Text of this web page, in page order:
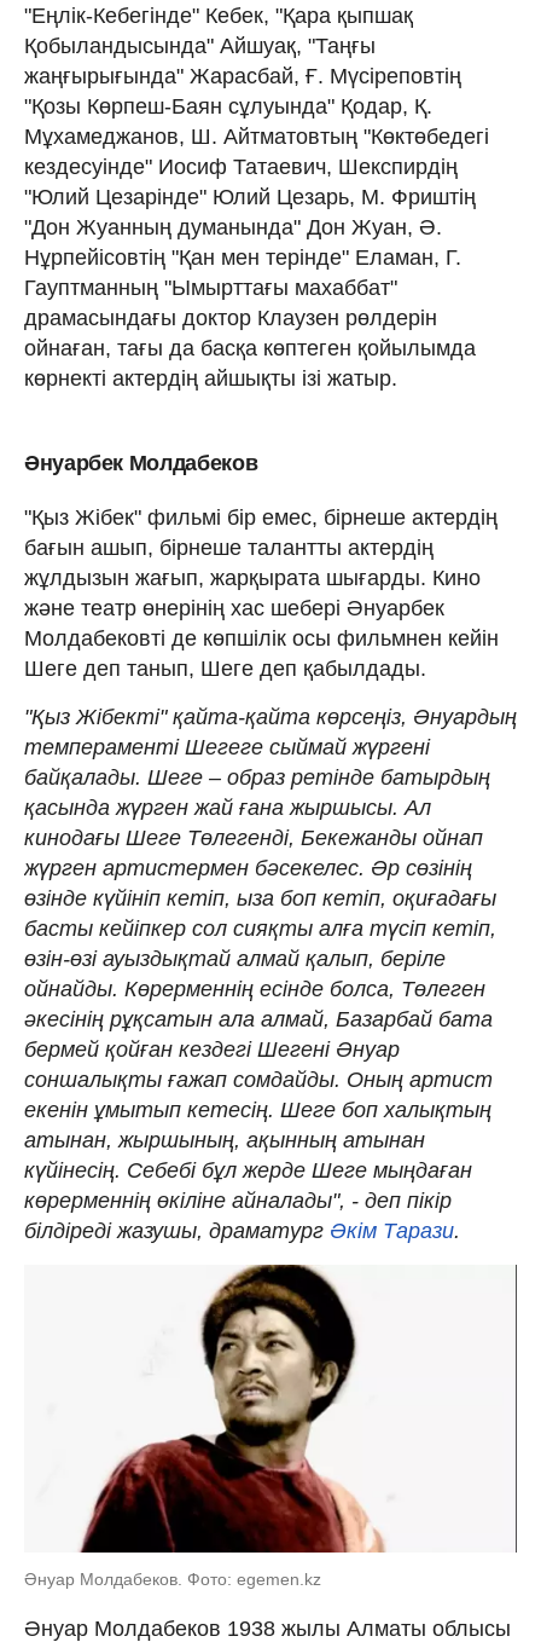
"Еңлік-Кебегінде" Кебек, "Қара қыпшақ
Қобыландысында" Айшуақ, "Таңғы
жаңғырығында" Жарасбай, Ғ. Мүсіреповтің
"Қозы Көрпеш-Баян сұлуында" Қодар, Қ.
Мұхамеджанов, Ш. Айтматовтың "Көктөбедегі
кездесуінде" Иосиф Татаевич, Шекспирдің
"Юлий Цезарінде" Юлий Цезарь, М. Фриштің
"Дон Жуанның думанында" Дон Жуан, Ә.
Нұрпейісовтің "Қан мен терінде" Еламан, Г.
Гауптманның "Ымырттағы махаббат"
драмасындағы доктор Клаузен рөлдерін
ойнаған, тағы да басқа көптеген қойылымда
көрнекті актердің айшықты ізі жатыр.
Әнуарбек Молдабеков
"Қыз Жібек" фильмі бір емес, бірнеше актердің
бағын ашып, бірнеше талантты актердің
жұлдызын жағып, жарқырата шығарды. Кино
және театр өнерінің хас шебері Әнуарбек
Молдабековті де көпшілік осы фильмнен кейін
Шеге деп танып, Шеге деп қабылдады.
"Қыз Жібекті" қайта-қайта көрсеңіз, Әнуардың
темпераменті Шегеге сыймай жүргені
байқалады. Шеге – образ ретінде батырдың
қасында жүрген жай ғана жыршысы. Ал
кинодағы Шеге Төлегенді, Бекежанды ойнап
жүрген артис­термен бәсекелес. Әр сөзінің
өзінде күйініп кетіп, ыза боп кетіп, оқиғадағы
басты кейіпкер сол сияқты алға түсіп кетіп,
өзін-өзі ауыздықтай алмай қалып, беріле
ойнайды. Көрерменнің есінде болса, Төлеген
әкесінің рұқсатын ала алмай, Базарба­й бата
бермей қойған кездегі Шегені Әнуар
соншалықты ғажап сомдайды. Оның артист
екенін ұмытып кетесің. Шеге боп халықтың
атынан, жыршының, ақынның атынан
күйінесің. Себебі бұл жерде Шеге мыңдаған
көрерменнің өкіліне айналады", - деп пікір
білдіреді жазушы, драматург Әкім Тарази.
Әнуар Молдабеков. Фото: egemen.kz
Әнуар Молдабеков 1938 жылы Алматы облысы